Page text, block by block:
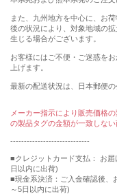
また、九州地方を中心に、お
後の状況により、対象地域の
生じる場合がございます。
お客様にはご不便・ご迷惑を
上げます。
最新の配送状況は、日本郵便
メーカー指示により販売価格
の製品タグの金額が一致しない
-----------------------------
■クレジットカード支払： お
日以内に出荷)
■現金系決済：ご入金確認後、
～5日以内に出荷)